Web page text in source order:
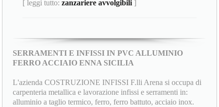
[ leggi tutto:zanzariere avvolgibili ]
SERRAMENTI E INFISSI IN PVC ALLUMINIO
FERRO ACCIAIO ENNA SICILIA
L'azienda COSTRUZIONE INFISSI F.lli Arena si occupa di
carpenteria metallica e lavorazione infissi e serramenti in:
alluminio a taglio termico, ferro, ferro battuto, acciaio inox.